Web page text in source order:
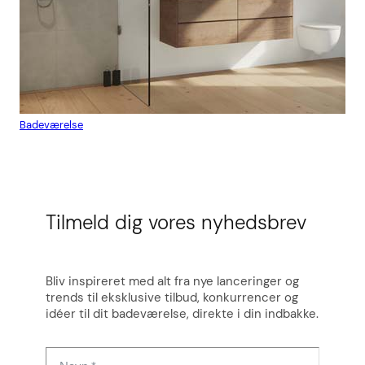
Badeværelse
Tilmeld dig vores nyhedsbrev
Bliv inspireret med alt fra nye lanceringer og
trends til eksklusive tilbud, konkurrencer og
idéer til dit badeværelse, direkte i din indbakke.